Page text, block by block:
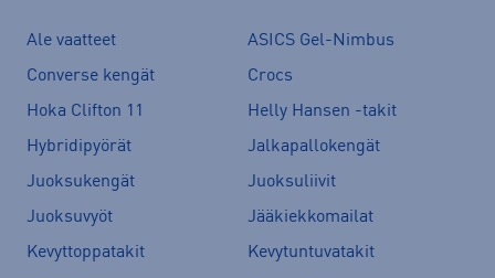
Ale vaatteet
ASICS Gel-Nimbus
Converse kengät
Crocs
Hoka Clifton 11
Helly Hansen -takit
Hybridipyörät
Jalkapallokengät
Juoksukengät
Juoksuliivit
Juoksuvyöt
Jääkiekkomailat
Kevyttoppatakit
Kevytuntuvatakit